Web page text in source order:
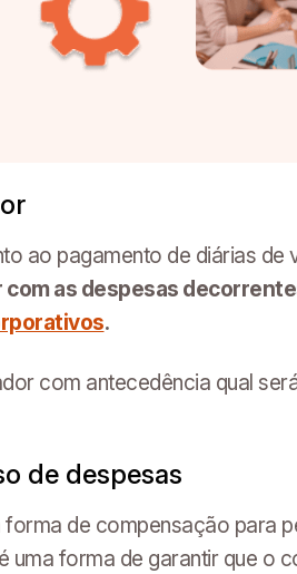
ao pagamento de diárias de
as despesas
.
com antecedência qual
de despesas
de compensação para
forma de garantir que o